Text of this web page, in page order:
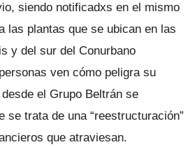
siendo notificadxs en el mismo
las plantas que se ubican en las
y del sur del Conurbano
ven cómo peligra su
el Grupo Beltrán se
se trata de una “reestructuración”
que atraviesan.